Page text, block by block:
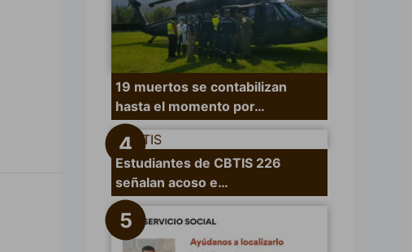
19 muertos se contabilizan
hasta el momento por…
Estudiantes de CBTIS 226
señalan acoso e…